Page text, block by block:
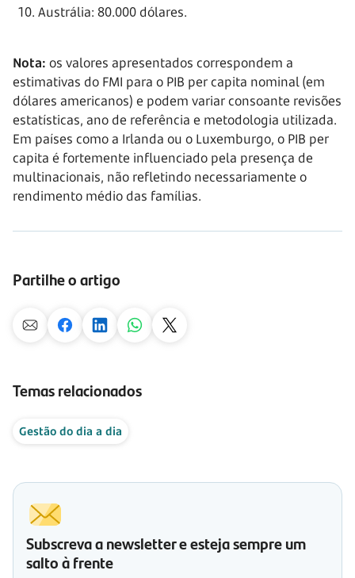
Austrália: 80.000 dólares.
Nota: os valores apresentados correspondem a
estimativas do FMI para o PIB per capita nominal (em
dólares americanos) e podem variar consoante revisões
estatísticas, ano de referência e metodologia utilizada.
Em países como a Irlanda ou o Luxemburgo, o PIB per
capita é fortemente influenciado pela presença de
multinacionais, não refletindo necessariamente o
rendimento médio das famílias.
Partilhe o artigo
Temas relacionados
Gestão do dia a dia
Subscreva a newsletter e esteja sempre um
salto à frente